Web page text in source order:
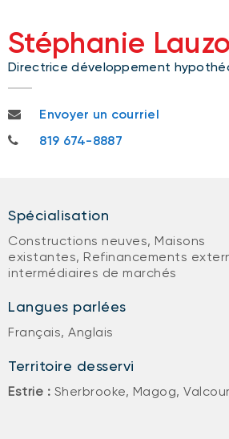
Stéphanie
Directrice développement
stephanie.lauzon@bnc.ca
Envoyer un courriel
819 674-8887
819 674-8887
Spécialisation
Constructions neuves, Maisons
existantes, Refinancements
intermédiaires de marchés
Langues parlées
Français, Anglais
Territoire desservi
Estrie : Sherbrooke, Magog,